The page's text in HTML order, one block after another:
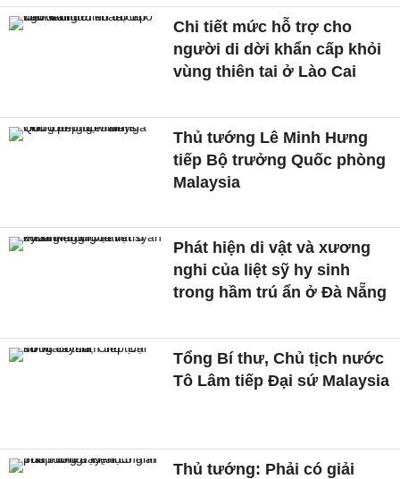
Chi tiết mức hỗ trợ cho
người di dời khẩn cấp khỏi
vùng thiên tai ở Lào Cai
Thủ tướng Lê Minh Hưng
tiếp Bộ trưởng Quốc phòng
Malaysia
Phát hiện di vật và xương
nghi của liệt sỹ hy sinh
trong hầm trú ẩn ở Đà Nẵng
Tổng Bí thư, Chủ tịch nước
Tô Lâm tiếp Đại sứ Malaysia
Thủ tướng: Phải có giải